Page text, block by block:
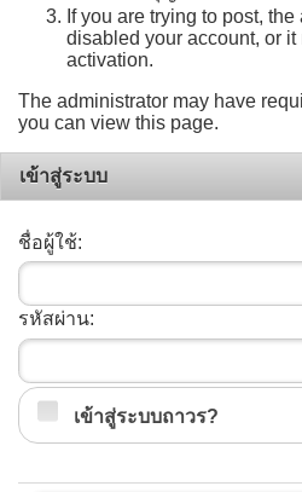
If you are trying to post,
disabled your account, or
activation.
The administrator may have
you can view this page.
เข้าสู่ระบบ
ชื่อผู้ใช้:
รหัสผ่าน:
เข้าสู่ระบบถาวร?